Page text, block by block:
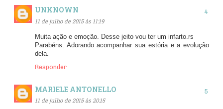
UNKNOWN
11 de julho de 2015 às 11:19
Muita ação e emoção. Desse jeito vou ter um infarto.rs
Parabéns. Adorando acompanhar sua estória e a evolução
dela.
Responder
MARIELE ANTONELLO
11 de julho de 2015 às 20:15